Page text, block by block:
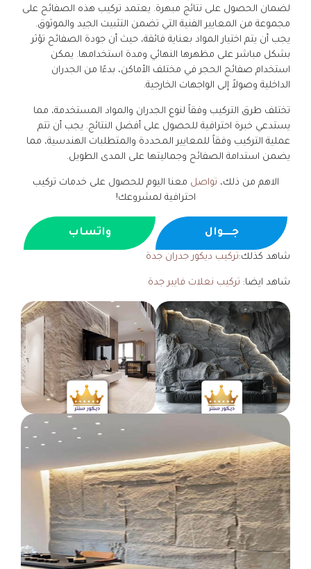
لضمان الحصول على نتائج مبهرة. يعتمد تركيب هذه الصفائح على
مجموعة من المعايير الفنية التي تضمن التثبيت الجيد والموثوق.
يجب أن يتم اختيار المواد بعناية فائقة، حيث أن جودة الصفائح تؤثر
بشكل مباشر على مظهرها النهائي ومدة استخدامها. يمكن
استخدام صفائح الحجر في مختلف الأماكن، بدءًا من الجدران
الداخلية وصولاً إلى الواجهات الخارجية.
تختلف طرق التركيب وفقاً لنوع الجدران والمواد المستخدمة، مما
يستدعي خبرة احترافية للحصول على أفضل النتائج. يجب أن تتم
عملية التركيب وفقاً للمعايير المحددة والمتطلبات الهندسية، مما
يضمن استدامة الصفائح وجماليتها على المدى الطويل.
الاهم من ذلك، تواصل معنا اليوم للحصول على خدمات تركيب
احترافية لمشروعك!
جــــوال واتساب
شاهد كذلك:تركيب ديكور جدران جدة
شاهد ايضا: تركيب نعلات فايبر جدة